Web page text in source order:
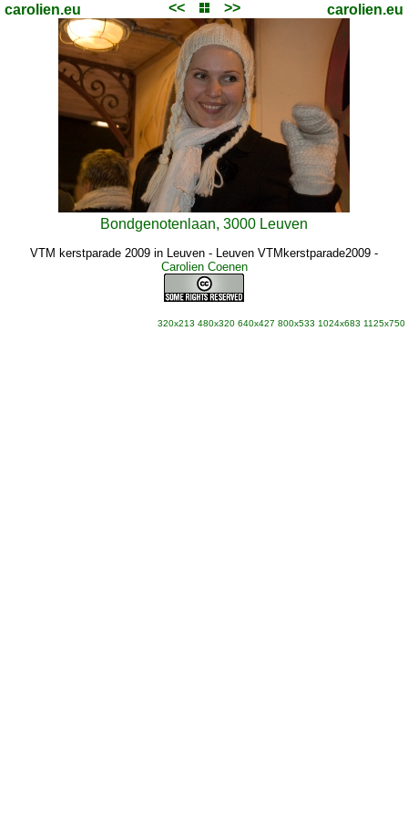
carolien.eu << >> carolien.eu
Bondgenotenlaan, 3000 Leuven
VTM kerstparade 2009 in Leuven - Leuven VTMkerstparade2009 -
Carolien Coenen
320x213 480x320 640x427 800x533 1024x683 1125x750